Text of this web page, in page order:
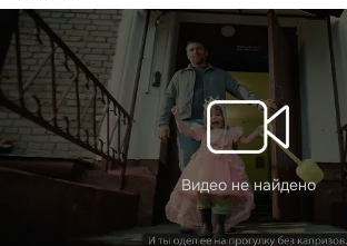
Видео не найдено